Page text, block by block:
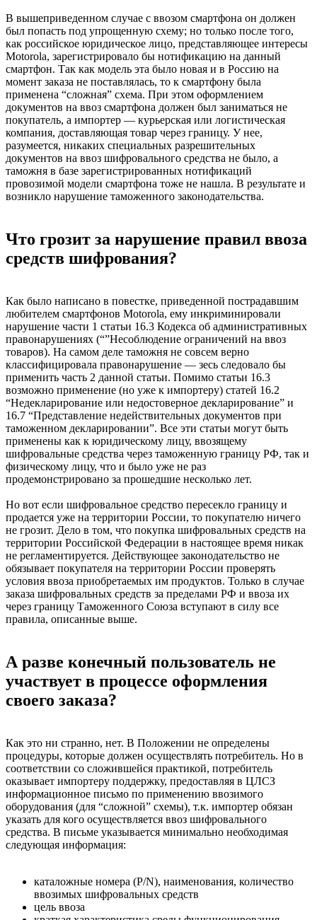
В вышеприведенном случае с ввозом смартфона он должен
был попасть под упрощенную схему; но только после того,
как российское юридическое лицо, представляющее интересы
Motorola, зарегистрировало бы нотификацию на данный
смартфон. Так как модель эта было новая и в Россию на
момент заказа не поставлялась, то к смартфону была
применена “сложная” схема. При этом оформлением
документов на ввоз смартфона должен был заниматься не
покупатель, а импортер — курьерская или логистическая
компания, доставляющая товар через границу. У нее,
разумеется, никаких специальных разрешительных
документов на ввоз шифровального средства не было, а
таможня в базе зарегистрированных нотификаций
провозимой модели смартфона тоже не нашла. В результате и
возникло нарушение таможенного законодательства.
Что грозит за нарушение правил ввоза
средств шифрования?
Как было написано в повестке, приведенной пострадавшим
любителем смартфонов Motorola, ему инкриминировали
нарушение части 1 статьи 16.3 Кодекса об административных
правонарушениях (“”Несоблюдение ограничений на ввоз
товаров). На самом деле таможня не совсем верно
классифицировала правонарушение — зесь следовало бы
применить часть 2 данной статьи. Помимо статьи 16.3
возможно применение (но уже к импортеру) статей 16.2
“Недекларирование или недостоверное декларирование” и
16.7 “Представление недействительных документов при
таможенном декларировании”. Все эти статьи могут быть
применены как к юридическому лицу, ввозящему
шифровальные средства через таможенную границу РФ, так и
физическому лицу, что и было уже не раз
продемонстрировано за прошедшие несколько лет.
Но вот если шифровальное средство пересекло границу и
продается уже на территории России, то покупателю ничего
не грозит. Дело в том, что покупка шифровальных средств на
территории Российской Федерации в настоящее время никак
не регламентируется. Действующее законодательство не
обязывает покупателя на территории России проверять
условия ввоза приобретаемых им продуктов. Только в случае
заказа шифровальных средств за пределами РФ и ввоза их
через границу Таможенного Союза вступают в силу все
правила, описанные выше.
А разве конечный пользователь не
участвует в процессе оформления
своего заказа?
Как это ни странно, нет. В Положении не определены
процедуры, которые должен осуществлять потребитель. Но в
соответствии со сложившейся практикой, потребитель
оказывает импортеру поддержку, предоставляя в ЦЛСЗ
информационное письмо по применению ввозимого
оборудования (для “сложной” схемы), т.к. импортер обязан
указать для кого осуществляется ввоз шифровального
средства. В письме указывается минимально необходимая
следующая информация:
каталожные номера (P/N), наименования, количество
ввозимых шифровальных средств
цель ввоза